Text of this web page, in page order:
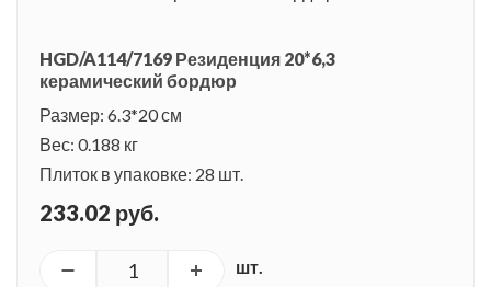
HGD/A114/7169 Резиденция 20*6,3
керамический бордюр
Размер: 6.3*20 см
Вес: 0.188 кг
Плиток в упаковке: 28 шт.
233.02 руб.
шт.